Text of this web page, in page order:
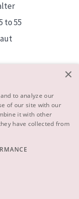
to 55
×
to analyze our
of our site with our
it with other
have collected from